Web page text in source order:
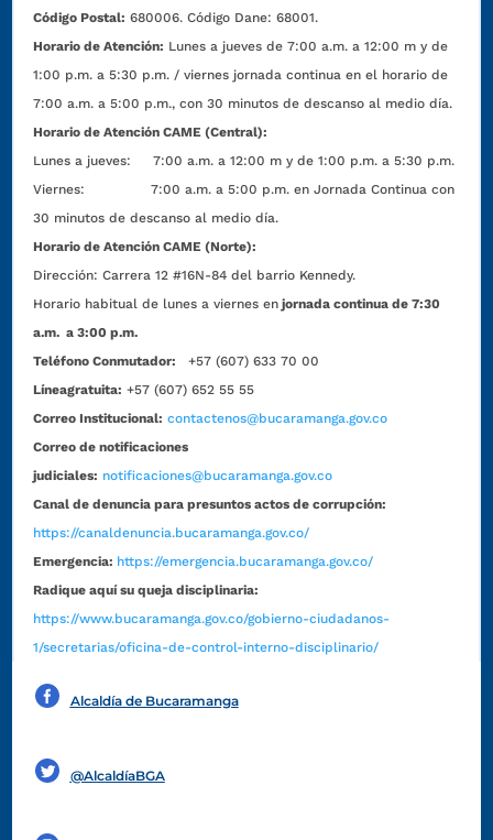
Código Postal: 680006. Código Dane: 68001.
Horario de Atención: Lunes a jueves de 7:00 a.m. a 12:00 m y de
1:00 p.m. a 5:30 p.m. / viernes jornada continua en el horario de
7:00 a.m. a 5:00 p.m., con 30 minutos de descanso al medio día.
Horario de Atención CAME (Central):
Lunes a jueves: 7:00 a.m. a 12:00 m y de 1:00 p.m. a 5:30 p.m.
Viernes: 7:00 a.m. a 5:00 p.m. en Jornada Continua con
30 minutos de descanso al medio día.
Horario de Atención CAME (Norte):
Dirección:Carrera 12 #16N-84 del barrio Kennedy.
Horario habitual de lunes a viernes en jornada continua de 7:30
a.m. a 3:00 p.m.
Teléfono Conmutador:
+57 (607) 633 70 00
Líneagratuita: +57 (607) 652 55 55
Correo Institucional: contactenos@bucaramanga.gov.co
Correo de notificaciones
judiciales: notificaciones@bucaramanga.gov.co
Canal de denuncia para presuntos actos de corrupción:
https://canaldenuncia.bucaramanga.gov.co/
Emergencia: https://emergencia.bucaramanga.gov.co/
Radique aquí su queja disciplinaria:
https://www.bucaramanga.gov.co/gobierno-ciudadanos-
1/secretarias/oficina-de-control-interno-disciplinario/
Alcaldía de Bucaramanga
@AlcaldíaBGA